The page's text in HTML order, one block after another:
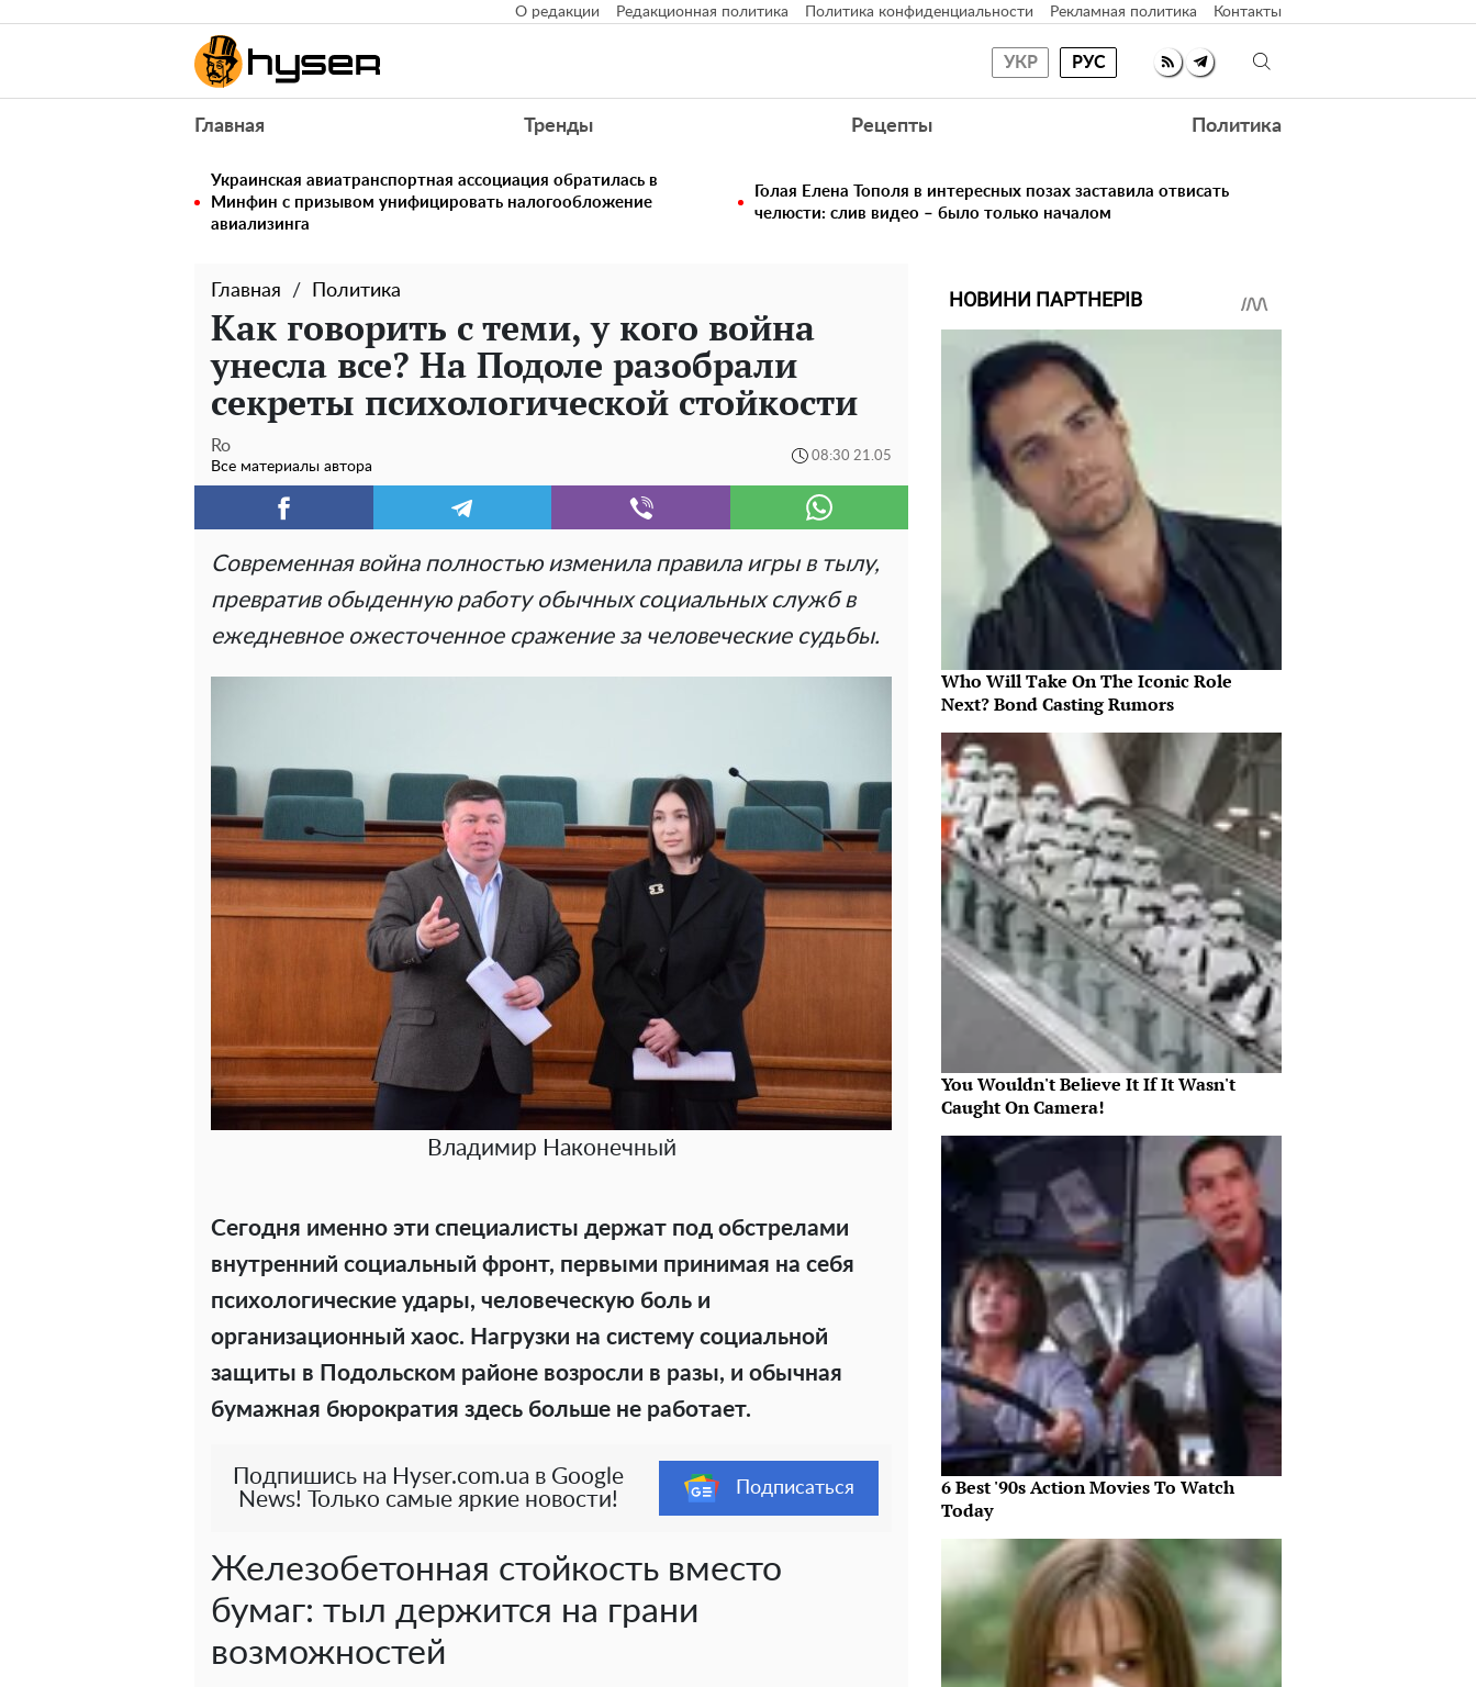
О редакции Редакционная политика Политика конфиденциальности Рекламная политика Контакты
УКР РУС
Главная Тренды Рецепты Политика
Украинская авиатранспортная ассоциация обратилась в
Минфин с призывом унифицировать налогообложение
авиализинга
Голая Елена Тополя в интересных позах заставила отвисать
челюсти: слив видео – было только началом
Главная Политика
Как говорить с теми, у кого война
унесла все? На Подоле разобрали
секреты психологической стойкости
Ro
Все материалы автора
08:30 21.05
Современная война полностью изменила правила игры в тылу,
превратив обыденную работу обычных социальных служб в
ежедневное ожесточенное сражение за человеческие судьбы.
Владимир Наконечный
Сегодня именно эти специалисты держат под обстрелами
внутренний социальный фронт, первыми принимая на себя
психологические удары, человеческую боль и
организационный хаос. Нагрузки на систему социальной
защиты в Подольском районе возросли в разы, и обычная
бумажная бюрократия здесь больше не работает.
Подпишись на Hyser.com.ua в Google
News! Только самые яркие новости!
Подписаться
Железобетонная стойкость вместо
бумаг: тыл держится на грани
возможностей
НОВИНИ ПАРТНЕРІВ
Who Will Take On The Iconic Role
Next? Bond Casting Rumors
You Wouldn't Believe It If It Wasn't
Caught On Camera!
6 Best '90s Action Movies To Watch
Today